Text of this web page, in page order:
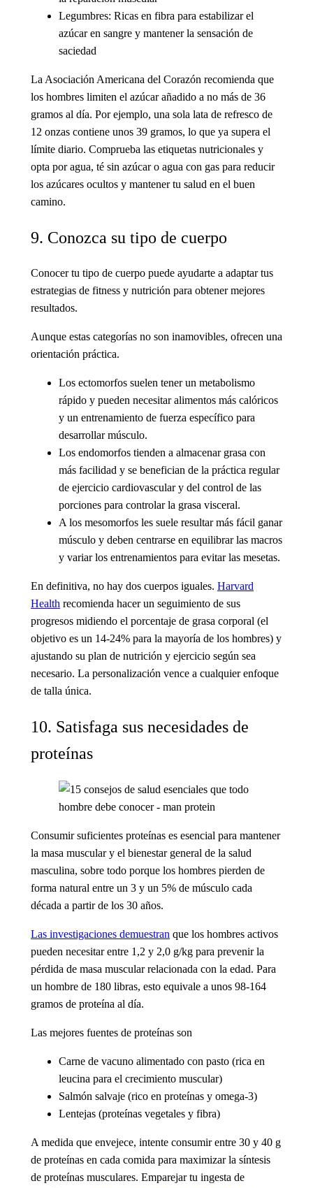
Legumbres: Ricas en fibra para estabilizar el
azúcar en sangre y mantener la sensación de
saciedad
La Asociación Americana del Corazón recomienda que
los hombres limiten el azúcar añadido a no más de 36
gramos al día. Por ejemplo, una sola lata de refresco de
12 onzas contiene unos 39 gramos, lo que ya supera el
límite diario. Comprueba las etiquetas nutricionales y
opta por agua, té sin azúcar o agua con gas para reducir
los azúcares ocultos y mantener tu salud en el buen
camino.
9. Conozca su tipo de cuerpo
Conocer tu tipo de cuerpo puede ayudarte a adaptar tus
estrategias de fitness y nutrición para obtener mejores
resultados.
Aunque estas categorías no son inamovibles, ofrecen una
orientación práctica.
Los ectomorfos suelen tener un metabolismo
rápido y pueden necesitar alimentos más calóricos
y un entrenamiento de fuerza específico para
desarrollar músculo.
Los endomorfos tienden a almacenar grasa con
más facilidad y se benefician de la práctica regular
de ejercicio cardiovascular y del control de las
porciones para controlar la grasa visceral.
A los mesomorfos les suele resultar más fácil ganar
músculo y deben centrarse en equilibrar las macros
y variar los entrenamientos para evitar las mesetas.
En definitiva, no hay dos cuerpos iguales. Harvard
Health recomienda hacer un seguimiento de sus
progresos midiendo el porcentaje de grasa corporal (el
objetivo es un 14-24% para la mayoría de los hombres) y
ajustando su plan de nutrición y ejercicio según sea
necesario. La personalización vence a cualquier enfoque
de talla única.
10. Satisfaga sus necesidades de
proteínas
Consumir suficientes proteínas es esencial para mantener
la masa muscular y el bienestar general de la salud
masculina, sobre todo porque los hombres pierden de
forma natural entre un 3 y un 5% de músculo cada
década a partir de los 30 años.
Las investigaciones demuestran que los hombres activos
pueden necesitar entre 1,2 y 2,0 g/kg para prevenir la
pérdida de masa muscular relacionada con la edad. Para
un hombre de 180 libras, esto equivale a unos 98-164
gramos de proteína al día.
Las mejores fuentes de proteínas son
Carne de vacuno alimentado con pasto (rica en
leucina para el crecimiento muscular)
Salmón salvaje (rico en proteínas y omega-3)
Lentejas (proteínas vegetales y fibra)
A medida que envejece, intente consumir entre 30 y 40 g
de proteínas en cada comida para maximizar la síntesis
de proteínas musculares. Emparejar tu ingesta de